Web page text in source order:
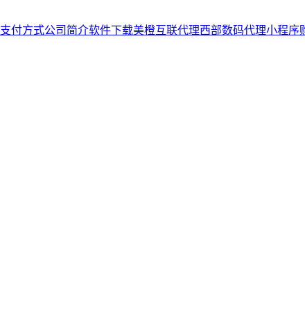
支付方式公司简介软件下载美橙互联代理西部数码代理小程序